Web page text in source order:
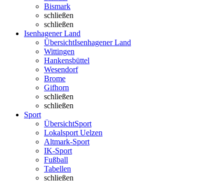
Bismark
schließen
schließen
Isenhagener Land
ÜbersichtIsenhagener Land
Wittingen
Hankensbüttel
Wesendorf
Brome
Gifhorn
schließen
schließen
Sport
ÜbersichtSport
Lokalsport Uelzen
Altmark-Sport
IK-Sport
Fußball
Tabellen
schließen